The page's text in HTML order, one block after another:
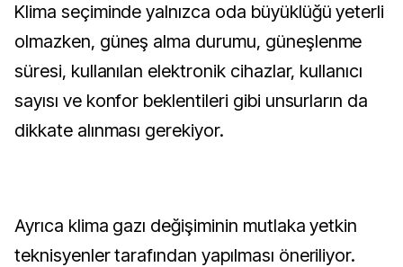
Klima seçiminde yalnızca oda büyüklüğü yeterli
olmazken, güneş alma durumu, güneşlenme
süresi, kullanılan elektronik cihazlar, kullanıcı
sayısı ve konfor beklentileri gibi unsurların da
dikkate alınması gerekiyor.
Ayrıca klima gazı değişiminin mutlaka yetkin
teknisyenler tarafından yapılması öneriliyor.